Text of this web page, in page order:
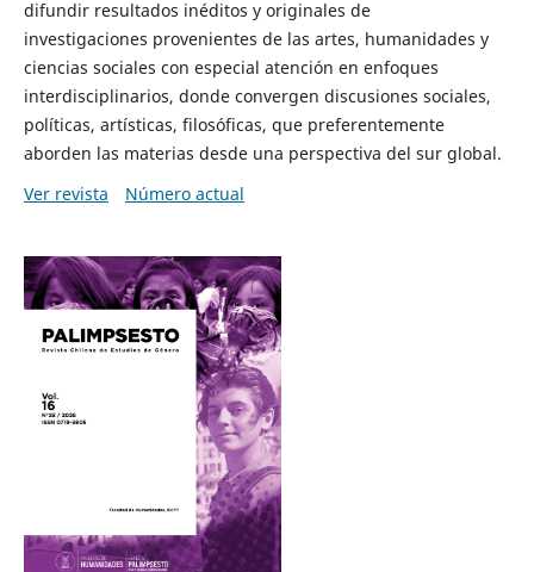
difundir resultados inéditos y originales de
investigaciones provenientes de las artes, humanidades y
ciencias sociales con especial atención en enfoques
interdisciplinarios, donde convergen discusiones sociales,
políticas, artísticas, filosóficas, que preferentemente
aborden las materias desde una perspectiva del sur global.
Ver revista
Número actual